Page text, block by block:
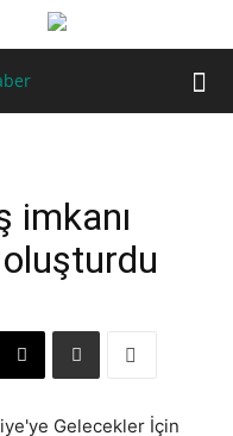
imkanı
oluşturdu